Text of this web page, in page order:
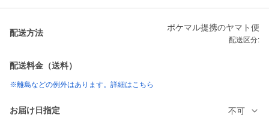
配送方法
ポケマル提携のヤマト便
配送区分:
配送料金（送料）
※離島などの例外はあります。詳細はこちら
お届け日指定 不可